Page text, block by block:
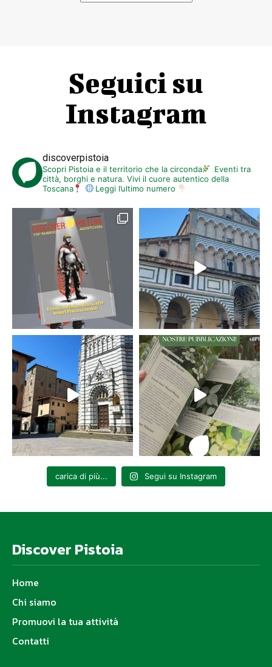
Seguici su
Instagram
discoverpistoia
Scopri Pistoia e il territorio che la circonda
Eventi tra
città, borghi e natura. Vivi il cuore autentico della
Toscana
Leggi l’ultimo numero
carica di più... Segui su Instagram
Discover Pistoia
Home
Chi siamo
Promuovi la tua attività
Contatti